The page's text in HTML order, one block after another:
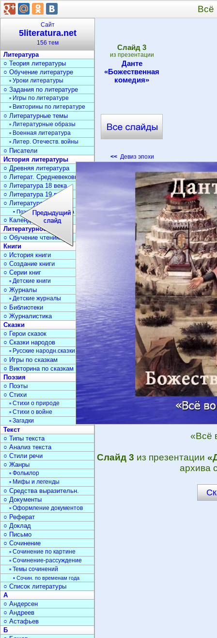
Всё
Cлайд 3
из презентации
Данте
«Божественная
комедия»
<< Девиз эпохи
«Всё
Слайд 3 из презентации
архива
Сайт
5literatura.net
156 тем
Литература
○ Теория литературы
○ Обучение литературе
▫ Уроки литературы
○ Задания по литературе
▫ Игры по литературе
▫ Викторины по литературе
○ Литературные темы
▫ Литературные образы
▫ Военная литература
▫ Литер. Отечеств. войны
○ Писатели
История литературы
○ Древняя литература
○ Литерат. Средневековья
○ Литература 18 века
○ Литература 19 века
○ Литература 20 века
• Поэзия Серебрян. века
○ Календарь дат
Литературное чтение
○ Обучение чтению
Книги
○ История книги
○ Создание книги
○ Серии книг
▫ Детские книги
○ Журналы
▫ Детские журналы
○ Библиотеки
○ Журналистика
Сказки
○ Герои сказок
○ Сказки народов
▫ Русские народн.сказки
○ Игры по сказкам
○ Викторина по сказкам
Поэзия
○ Поэты
○ Стихи
▫ Стихи о природе
▫ Стихи о войне
▫ Загадки
Текст
○ Типы текста
○ Анализ текста
○ Стили речи
○ Жанры
▫ Фольклор
▫ Мифы и легенды
○ Средства выразительн.
○ Документы
▫ Оформление документов
○ Реферат
○ Доклад
○ Письмо
○ Сочинение
▫ Сочинение по картине
▫ Сочинение-рассуждение
▫ Темы сочинений
• Сочин. по временам года
○ Список литературы
А
○ Андерсен
○ Андреев
○ Астафьев
Б